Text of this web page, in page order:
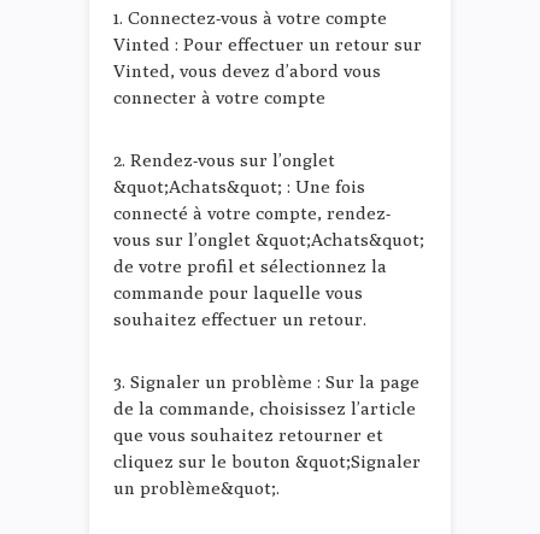
1. Connectez-vous à votre compte
Vinted : Pour effectuer un retour sur
Vinted, vous devez d’abord vous
connecter à votre compte
2. Rendez-vous sur l’onglet
&quot;Achats&quot; : Une fois
connecté à votre compte, rendez-
vous sur l’onglet &quot;Achats&quot;
de votre profil et sélectionnez la
commande pour laquelle vous
souhaitez effectuer un retour.
3. Signaler un problème : Sur la page
de la commande, choisissez l’article
que vous souhaitez retourner et
cliquez sur le bouton &quot;Signaler
un problème&quot;.